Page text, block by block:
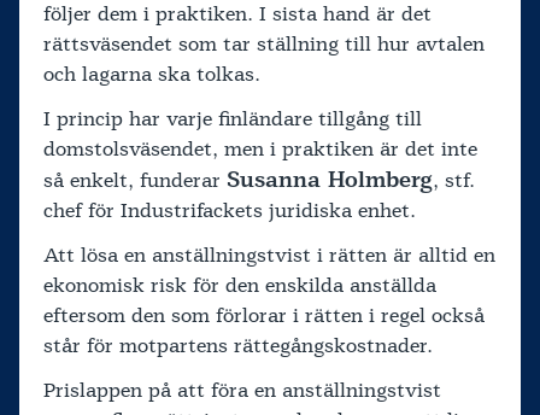
följer dem i praktiken. I sista hand är det
rättsväsendet som tar ställning till hur avtalen
och lagarna ska tolkas.
I princip har varje finländare tillgång till
domstolsväsendet, men i praktiken är det inte
så enkelt, funderar Susanna Holmberg, stf.
chef för Industrifackets juridiska enhet.
Att lösa en anställningstvist i rätten är alltid en
ekonomisk risk för den enskilda anställda
eftersom den som förlorar i rätten i regel också
står för motpartens rättegångskostnader.
Prislappen på att föra en anställningstvist